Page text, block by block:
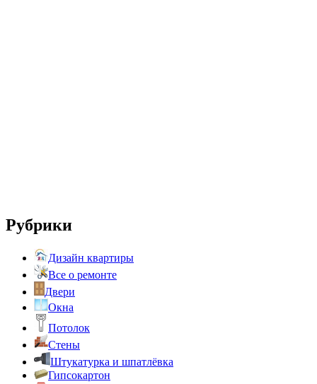
Рубрики
Дизайн квартиры
Все о ремонте
Двери
Окна
Потолок
Стены
Штукатурка и шпатлёвка
Гипсокартон